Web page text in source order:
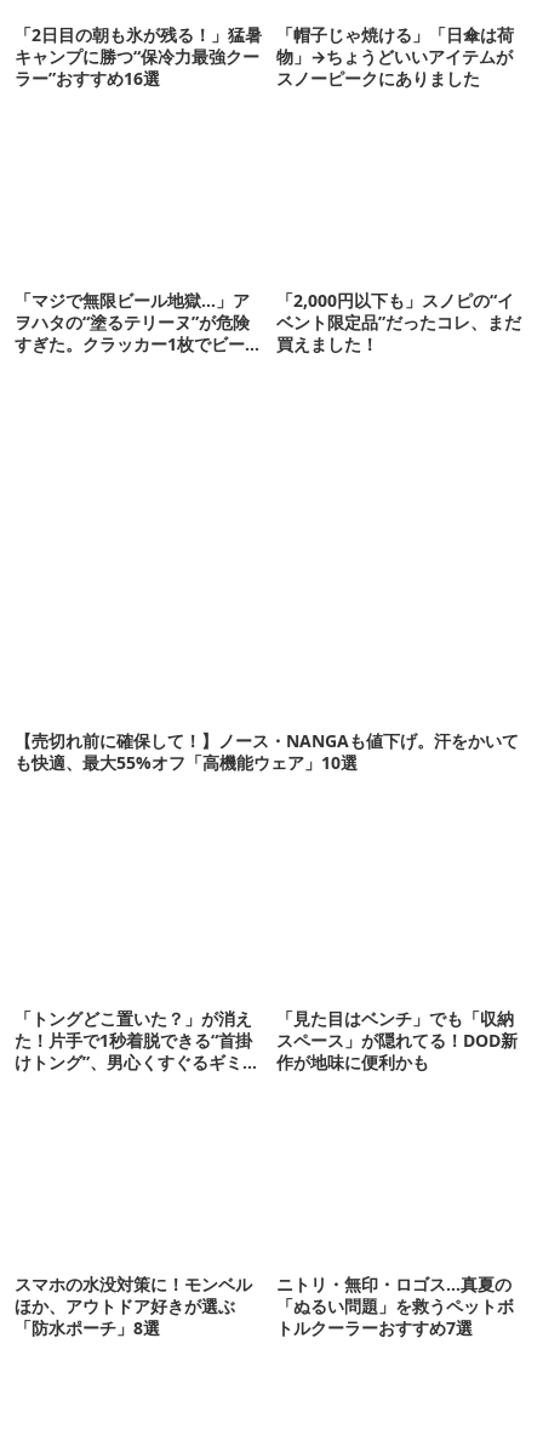
「2日目の朝も氷が残る！」猛暑
キャンプに勝つ“保冷力最強クー
ラー”おすすめ16選
「帽子じゃ焼ける」「日傘は荷
物」→ちょうどいいアイテムが
スノーピークにありました
「マジで無限ビール地獄…」ア
ヲハタの“塗るテリーヌ”が危険
すぎた。クラッカー1枚でビール
「2,000円以下も」スノピの“イ
ベント限定品”だったコレ、まだ
買えました！
【売切れ前に確保して！】ノース・NANGAも値下げ。汗をかいて
も快適、最大55%オフ「高機能ウェア」10選
「トングどこ置いた？」が消え
た！片手で1秒着脱できる“首掛
けトング”、男心くすぐるギミッ
「見た目はベンチ」でも「収納
スペース」が隠れてる！DOD新
作が地味に便利かも
スマホの水没対策に！モンベル
ほか、アウトドア好きが選ぶ
「防水ポーチ」8選
ニトリ・無印・ロゴス…真夏の
「ぬるい問題」を救うペットボ
トルクーラーおすすめ7選